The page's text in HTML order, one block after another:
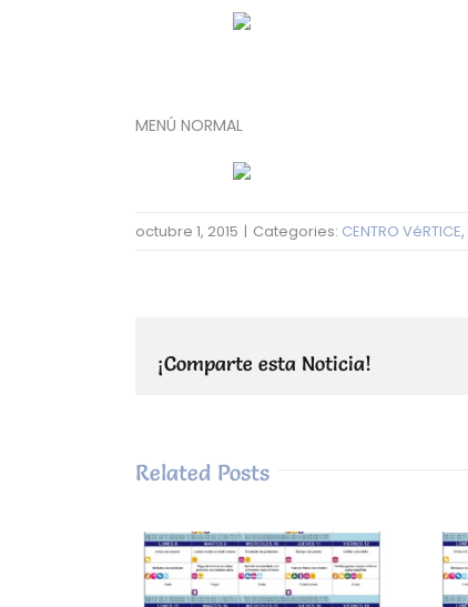
MENÚ NORMAL
octubre 1, 2015 | Categories: CENTRO VéRTICE,
¡Comparte esta Noticia!
Related Posts